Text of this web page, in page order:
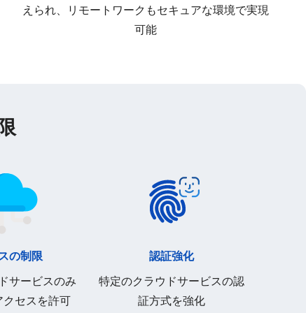
えられ、リモートワークもセキュアな環境で実現
可能
の制限
サービスのみ
セスを許可
認証強化
特定のクラウドサービスの認
証方式を強化